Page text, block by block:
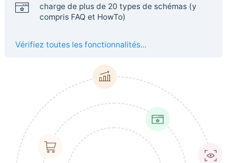
charge de plus de 20 types de schémas (y
compris FAQ et HowTo)
Vérifiez toutes les fonctionnalités...